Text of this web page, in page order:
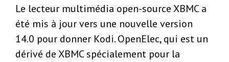
Le lecteur multimédia open-source XBMC a
été mis à jour vers une nouvelle version
14.0 pour donner Kodi. OpenElec, qui est un
dérivé de XBMC spécialement pour la